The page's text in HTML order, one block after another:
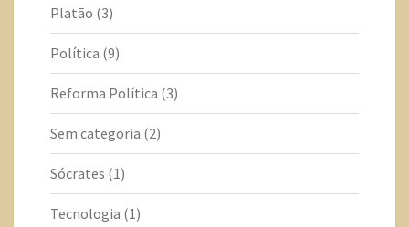
Platão (3)
Política (9)
Reforma Política (3)
Sem categoria (2)
Sócrates (1)
Tecnologia (1)